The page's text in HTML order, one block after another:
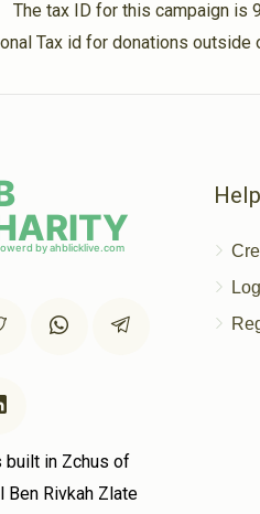
The tax ID for this campaign is
Tax id for donations
in Zchus of
Ben Rivkah Zlate